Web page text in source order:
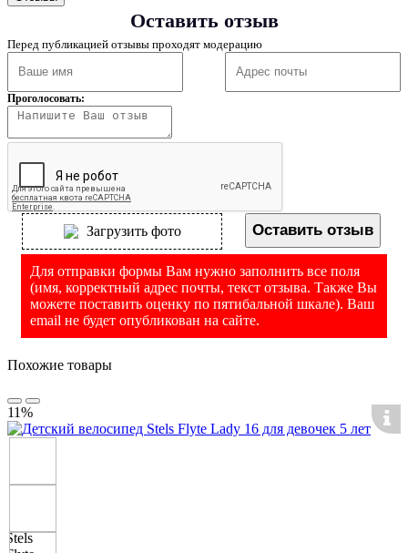
Оставить отзыв
Перед публикацией отзывы проходят модерацию
Проголосовать:
Загрузить фото Оставить отзыв
Для отправки формы Вам нужно заполнить все поля
(имя, корректный адрес почты, текст отзыва. Также Вы
можете поставить оценку по пятибальной шкале). Ваш
email не будет опубликован на сайте.
Похожие товары
11%